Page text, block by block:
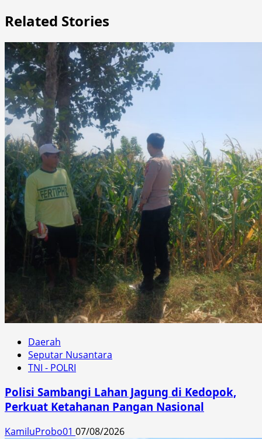
Related Stories
Daerah
Seputar Nusantara
TNI - POLRI
Polisi Sambangi Lahan Jagung di Kedopok,
Perkuat Ketahanan Pangan Nasional
KamiluProbo01 07/08/2026